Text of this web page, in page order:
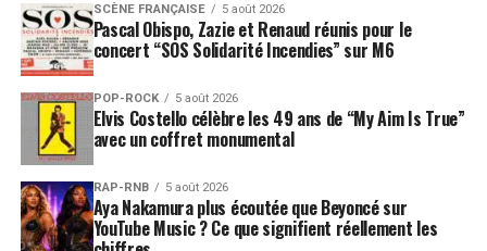
SCÈNE FRANÇAISE 5 août 2026
Pascal Obispo, Zazie et Renaud réunis pour le
concert “SOS Solidarité Incendies” sur M6
POP-ROCK 5 août 2026
Elvis Costello célèbre les 49 ans de “My Aim Is True”
avec un coffret monumental
RAP-RNB 5 août 2026
Aya Nakamura plus écoutée que Beyoncé sur
YouTube Music ? Ce que signifient réellement les